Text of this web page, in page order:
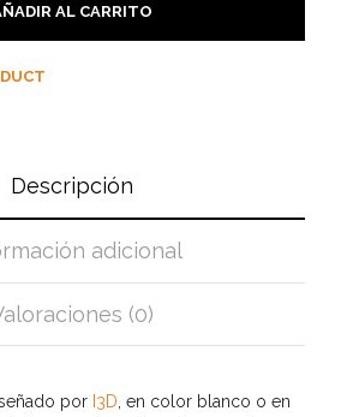
AL CARRITO
Descripción
adicional
(0)
por I3D, en color blanco o en